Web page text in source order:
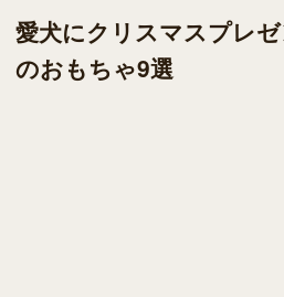
愛犬にクリスマスプレ
のおもちゃ9選